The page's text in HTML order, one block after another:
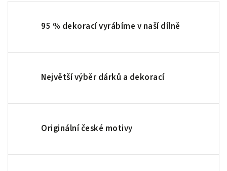
95 % dekorací vyrábíme v naší dílně
Největší výběr dárků a dekorací
Originální české motivy